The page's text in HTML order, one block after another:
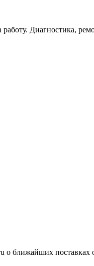
Диагностика,
о ближайших поставках